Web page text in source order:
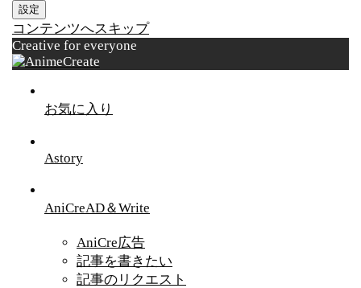
設定
コンテンツへスキップ
Creative for everyone
お気に入り
Astory
AniCreAD＆Write
AniCre広告
記事を書きたい
記事のリクエスト